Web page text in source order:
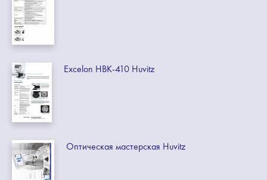
Excelon HBK-410 Huvitz
Оптическая мастерская Huvitz